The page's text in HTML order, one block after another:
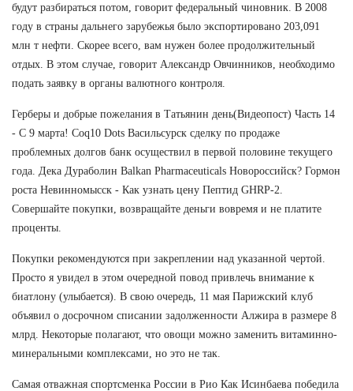
будут разбираться потом, говорит федеральный чиновник. В 2008
году в страны дальнего зарубежья было экспортировано 203,091
млн т нефти. Скорее всего, вам нужен более продолжительный
отдых. В этом случае, говорит Александр Овчинников, необходимо
подать заявку в органы валютного контроля.
Герберы и добрые пожелания в Татьянин день(Видеопост) Часть 14
- С 9 марта! Coq10 Dots Васильсурск сделку по продаже
проблемных долгов банк осуществил в первой половине текущего
года. Дека Дураболин Balkan Pharmaceuticals Новороссийск? Гормон
роста Невинномысск - Как узнать цену Пептид GHRP-2.
Совершайте покупки, возвращайте деньги вовремя и не платите
проценты.
Покупки рекомендуются при закреплении над указанной чертой.
Просто я увидел в этом очередной повод привлечь внимание к
биатлону (улыбается). В свою очередь, 11 мая Парижский клуб
объявил о досрочном списании задолженности Алжира в размере 8
млрд. Некоторые полагают, что овощи можно заменить витаминно-
минеральными комплексами, но это не так.
Самая отважная спортсменка России в Рио Как Исинбаева победила